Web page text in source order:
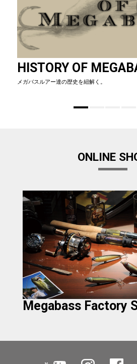
HISTORY OF
メガバスルアー達の歴史を紐解く。
ONLINE
Megabass Factory